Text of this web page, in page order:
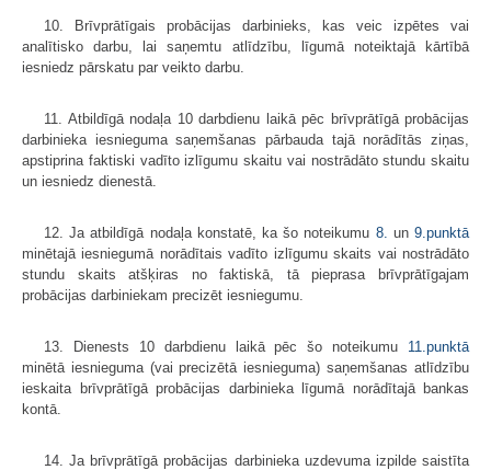
10. Brīvprātīgais probācijas darbinieks, kas veic izpētes vai
analītisko darbu, lai saņemtu atlīdzību, līgumā noteiktajā kārtībā
iesniedz pārskatu par veikto darbu.
11. Atbildīgā nodaļa 10 darbdienu laikā pēc brīvprātīgā probācijas
darbinieka iesnieguma saņemšanas pārbauda tajā norādītās ziņas,
apstiprina faktiski vadīto izlīgumu skaitu vai nostrādāto stundu skaitu
un iesniedz dienestā.
12. Ja atbildīgā nodaļa konstatē, ka šo noteikumu 8. un9.punktā
minētajā iesniegumā norādītais vadīto izlīgumu skaits vai nostrādāto
stundu skaits atšķiras no faktiskā, tā pieprasa brīvprātīgajam
probācijas darbiniekam precizēt iesniegumu.
13. Dienests 10 darbdienu laikā pēc šo noteikumu 11.punktā
minētā iesnieguma (vai precizētā iesnieguma) saņemšanas atlīdzību
ieskaita brīvprātīgā probācijas darbinieka līgumā norādītajā bankas
kontā.
14. Ja brīvprātīgā probācijas darbinieka uzdevuma izpilde saistīta